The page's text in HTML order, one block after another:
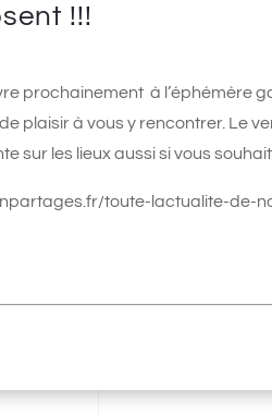
!!!
prochainement à l’éphémère
plaisir à vous y rencontrer. Le
sur les lieux aussi si vous
toute-lactualite-de-